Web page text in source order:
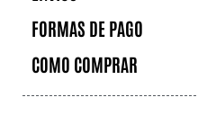
FORMAS DE PAGO
COMO COMPRAR